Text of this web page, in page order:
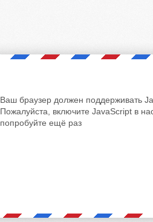
Ваш браузер должен поддерживать
Пожалуйста, включите JavaScript в
попробуйте ещё раз